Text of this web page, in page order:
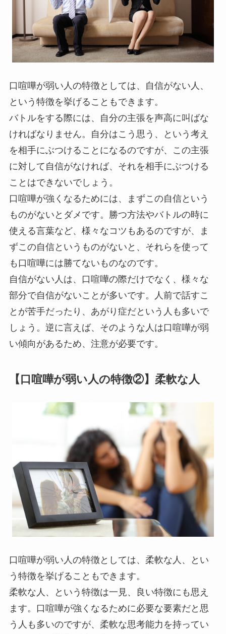
口喧嘩が弱い人の特徴としては、自信がない人、
という特徴を挙げることもできます。
バトルをする際には、自分の主張を声高に叫ばな
ければなりません。自分はこう思う、という考え
を相手にぶつけることになるのですが、この主張
に対して自信がなければ、それを相手にぶつける
ことはできないでしょう。
口喧嘩が強くなるためには、まずこの自信という
ものがないとダメです。 勝つ方法やバトルの時に
使える言葉など、様々なコツもあるのですが、ま
ずこの自信というものがないと、それらを使って
も口喧嘩には勝てないものなのです。
自信がない人は、口喧嘩の際だけでなく、様々な
部分で自信がないことが多いです。人前で話すこ
とが苦手だったり、あがり症だという人も多いで
しょう。逆に言えば、そのような人は口喧嘩が弱
い傾向があるため、注意が必要です。
【口喧嘩が弱い人の特徴②】柔軟な人
口喧嘩が弱い人の特徴としては、柔軟な人、とい
う特徴を挙げることもできます。
柔軟な人、という特徴は一見、良い特徴にも思え
ます。口喧嘩が強くなるために必要な要素だと思
う人も多いのですが、柔軟な思考能力を持ってい